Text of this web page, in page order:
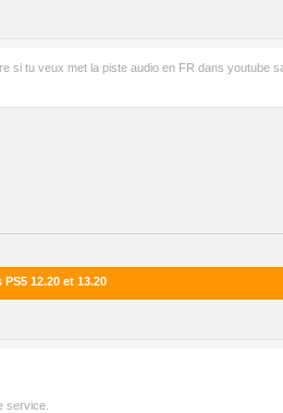
si tu veux met la piste audio en FR dans youtube
12.20 et 13.20
service.